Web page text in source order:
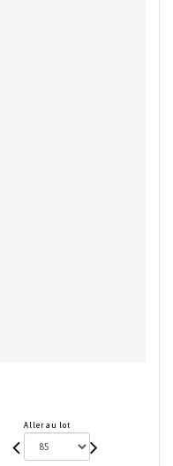
Aller au lot